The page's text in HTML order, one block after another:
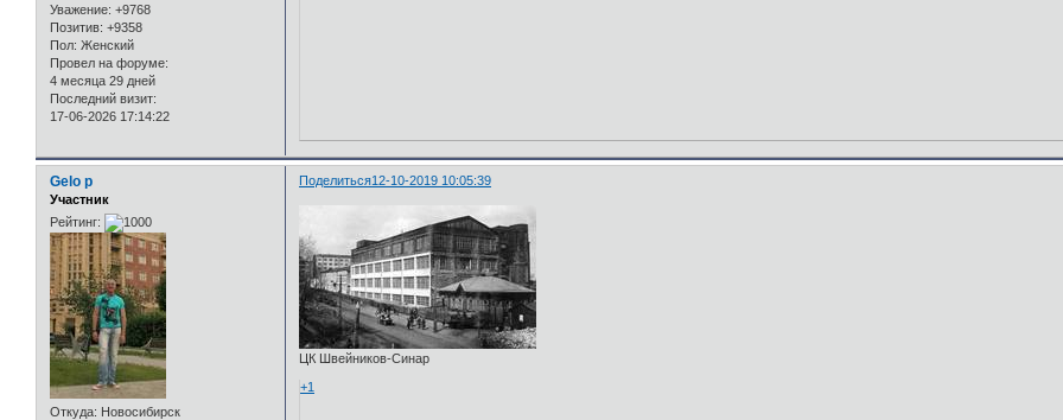
Уважение: +9768
Позитив: +9358
Пол: Женский
Провел на форуме:
4 месяца 29 дней
Последний визит:
17-06-2026 17:14:22
Поделиться12-10-2019 10:05:39
Gelo p
Участник
Рейтинг:
Откуда: Новосибирск
ЦК Швейников-Синар
+1